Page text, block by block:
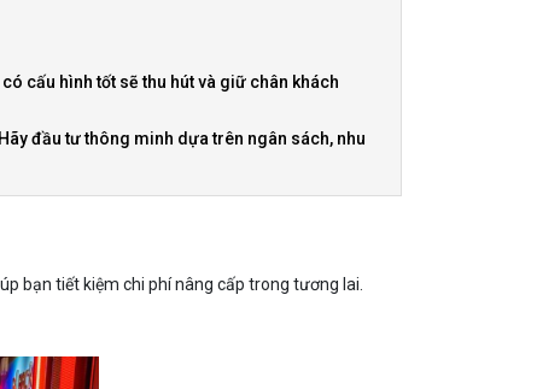
cấu hình tốt sẽ thu hút và giữ chân khách
đầu tư thông minh dựa trên ngân sách, nhu
bạn tiết kiệm chi phí nâng cấp trong tương lai.